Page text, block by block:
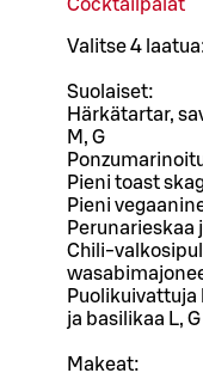
Cocktailpalat
Valitse 4
Suolaiset:
Härkätartar,
M, G
Pieni toast
Pieni
Perunarieskaa
Chili-
ja basilikaa L, G
Makeat: